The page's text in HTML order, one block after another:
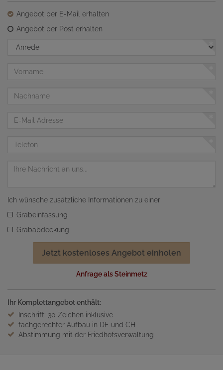
Angebot per E-Mail erhalten
Angebot per Post erhalten
Anrede
Vorname
Nachname
Telefon
Nachricht
Ich wünsche zusätzliche Informationen zu einer
Grabeinfassung
Grababdeckung
Jetzt kostenloses Angebot einholen
Anfrage als Steinmetz
Ihr Komplettangebot enthält:
Inschrift: 30 Zeichen inklusive
fachgerechter Aufbau in DE und CH
Abstimmung mit der Friedhofsverwaltung